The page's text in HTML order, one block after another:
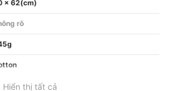
x 62(cm)
rõ
Hiển thị tất cả